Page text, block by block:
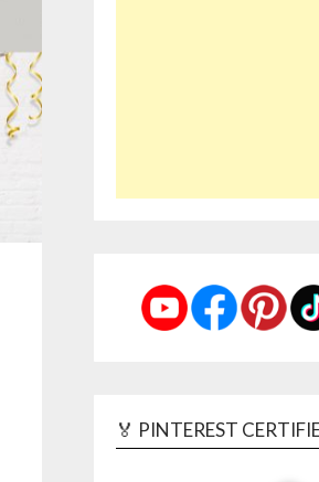
🏅 PINTEREST